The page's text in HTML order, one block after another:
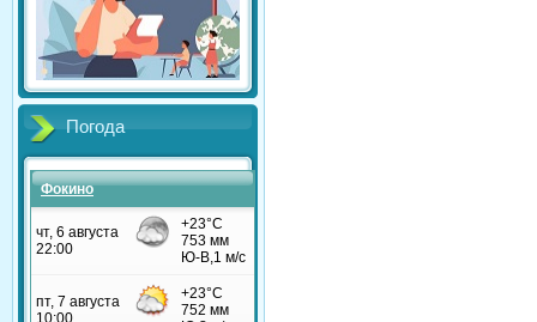
Погода
Фокино